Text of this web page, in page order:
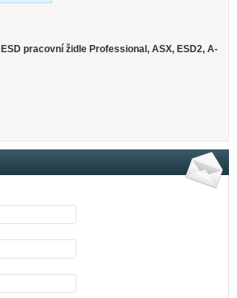
ESD pracovní židle Professional, ASX, ESD2, A-